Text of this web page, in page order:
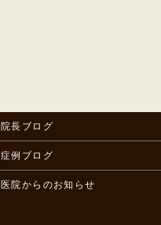
院長ブログ
症例ブログ
医院からのお知らせ